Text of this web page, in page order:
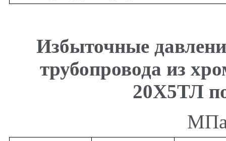
Избыточные
трубопровода из
20Х5ТЛ
МПа